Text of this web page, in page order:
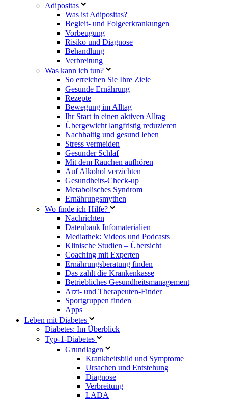
Adipositas
Was ist Adipositas?
Begleit- und Folgeerkrankungen
Vorbeugung
Risiko und Diagnose
Behandlung
Verbreitung
Was kann ich tun?
So erreichen Sie Ihre Ziele
Gesunde Ernährung
Rezepte
Bewegung im Alltag
Ihr Start in einen aktiven Alltag
Übergewicht langfristig reduzieren
Nachhaltig und gesund leben
Stress vermeiden
Gesunder Schlaf
Mit dem Rauchen aufhören
Auf Alkohol verzichten
Gesundheits-Check-up
Metabolisches Syndrom
Ernährungsmythen
Wo finde ich Hilfe?
Nachrichten
Datenbank Infomaterialien
Mediathek: Videos und Podcasts
Klinische Studien – Übersicht
Coaching mit Experten
Ernährungsberatung finden
Das zahlt die Krankenkasse
Betriebliches Gesundheitsmanagement
Arzt- und Therapeuten-Finder
Sportgruppen finden
Apps
Leben mit Diabetes
Diabetes: Im Überblick
Typ-1-Diabetes
Grundlagen
Krankheitsbild und Symptome
Ursachen und Entstehung
Diagnose
Verbreitung
LADA